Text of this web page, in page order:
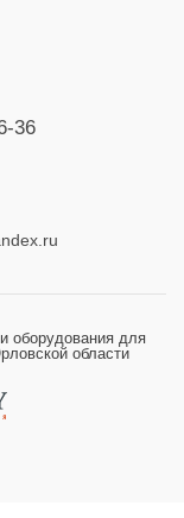
36
оборудования для
области